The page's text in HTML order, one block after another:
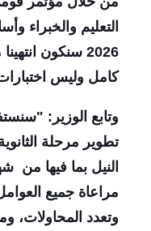
التعليم والخبراء
2026 سنكون
كامل وليس
وتابع الوزير:
تطوير مرحلة
النيل بما فيها من
مراعاة جميع
وتعدد المحاولات،